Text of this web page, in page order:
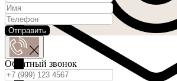
Отправить
Обратный звонок